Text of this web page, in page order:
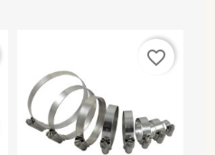
favorite_border